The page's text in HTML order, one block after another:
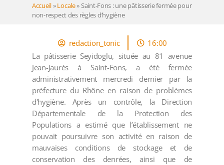
Accueil»Locale»Saint-Fons : une pâtisserie fermée pour
non-respect des règles d’hygiène
redaction_tonic
16:00
La pâtisserie Seyidoglu, située au 81 avenue
Jean-Jaurès à Saint-Fons, a été fermée
administrativement mercredi dernier par la
préfecture du Rhône en raison de problèmes
d'hygiène. Après un contrôle, la Direction
Départementale de la Protection des
Populations a estimé que l’établissement ne
pouvait poursuivre son activité en raison de
mauvaises conditions de stockage et de
conservation des denrées, ainsi que de